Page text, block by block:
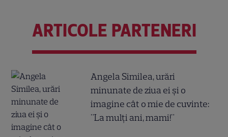
ARTICOLE PARTENERI
Angela Similea, urări
minunate de ziua ei și o
imagine cât o mie de cuvinte:
"La mulți ani, mami!"